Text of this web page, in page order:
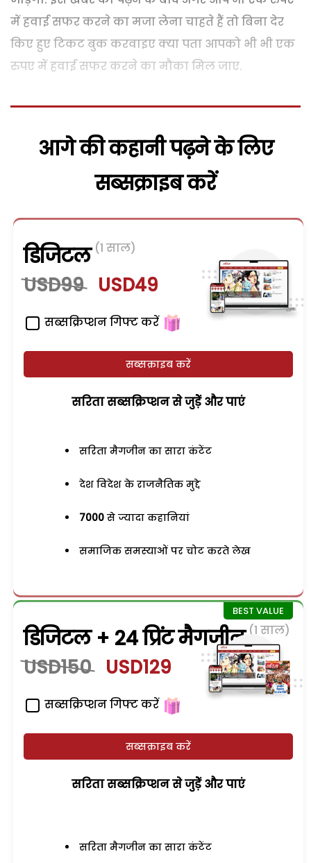
में हवाई सफर करने का मजा लेना चाहते हैं तो बिना देर
किए हुए टिकट बुक करवाइए क्या पता आपको भी भी एक
रुपए में हवाई सफर करने का मौका मिल जाए.
आगे की कहानी पढ़ने के लिए
सब्सक्राइब करें
डिजिटल (1 साल)
USD99 USD49
सब्सक्रिप्शन गिफ्ट करें
सब्सक्राइब करें
सरिता सब्सक्रिप्शन से जुड़ेें और पाएं
सरिता मैगजीन का सारा कंटेंट
देश विदेश के राजनैतिक मुद्दे
7000 से ज्यादा कहानियां
समाजिक समस्याओं पर चोट करते लेख
डिजिटल + 24 प्रिंट मैगजीन (1 साल)
USD150 USD129
सब्सक्रिप्शन गिफ्ट करें
सब्सक्राइब करें
सरिता सब्सक्रिप्शन से जुड़ेें और पाएं
सरिता मैगजीन का सारा कंटेंट